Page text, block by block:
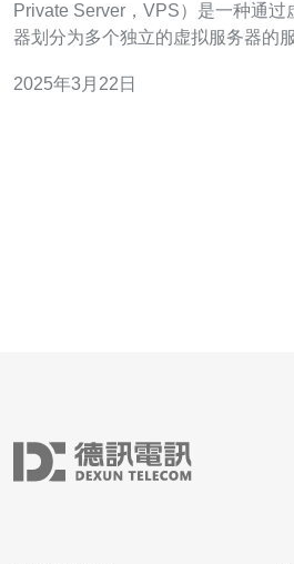
Private Server，VPS）是一种通过
器划分为多个独立的虚拟服务器的
定的电力供应，成为了众多网站运
2025年3月22日